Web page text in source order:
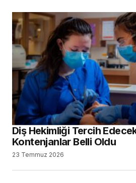
Diş Hekimliği Tercih
Kontenjanlar Belli Oldu
23 Temmuz 2026